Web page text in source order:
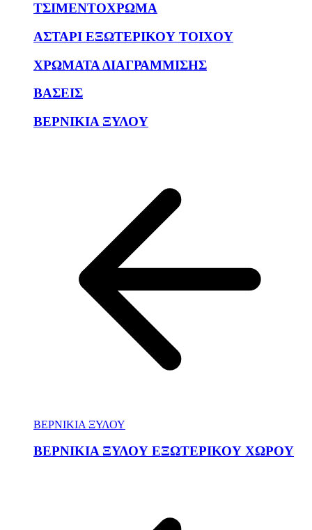
ΤΣΙΜΕΝΤΟΧΡΩΜΑ
ΑΣΤΑΡΙ ΕΞΩΤΕΡΙΚΟΥ ΤΟΙΧΟΥ
ΧΡΩΜΑΤΑ ΔΙΑΓΡΑΜΜΙΣΗΣ
ΒΑΣΕΙΣ
ΒΕΡΝΙΚΙΑ ΞΥΛΟΥ
ΒΕΡΝΙΚΙΑ ΞΥΛΟΥ
ΒΕΡΝΙΚΙΑ ΞΥΛΟΥ ΕΞΩΤΕΡΙΚΟΥ ΧΩΡΟΥ